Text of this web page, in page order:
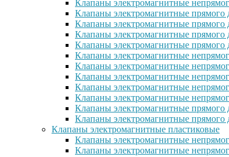
Клапаны электромагнитные
Клапаны электромагнитные прямого
Клапаны электромагнитные прямого
Клапаны электромагнитные
Клапаны электромагнитные
Клапаны электромагнитные
Клапаны электромагнитные
Клапаны электромагнитные
Клапаны электромагнитные
Клапаны электромагнитные
Клапаны электромагнитные прямого
Клапаны электромагнитные прямого
Клапаны электромагнитные пластиковые
Клапаны электромагнитные
Клапаны электромагнитные